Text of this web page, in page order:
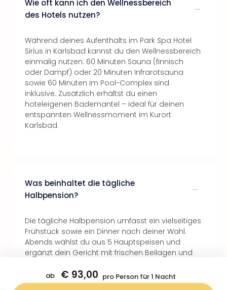
Wie oft kann ich den Wellnessbereich
des Hotels nutzen?
Während deines Aufenthalts im Park Spa Hotel
Sirius in Karlsbad kannst du den Wellnessbereich
einmalig nutzen: 60 Minuten Sauna (finnisch
oder Dampf) oder 20 Minuten Infrarotsauna
sowie 60 Minuten im Pool-Complex sind
inklusive. Zusätzlich erhältst du einen
hoteleigenen Bademantel – ideal für deinen
entspannten Wellnessmoment im Kurort
Karlsbad.
Was beinhaltet die tägliche
Halbpension?
Die tägliche Halbpension umfasst ein vielseitiges
Frühstück sowie ein Dinner nach deiner Wahl.
Abends wählst du aus 5 Hauptspeisen und
ergänzt dein Gericht mit frischen Beilagen und
Abschluss deines Tages im Kurort Karlsbad.
ab € 93,00 pro Person für 1 Nacht